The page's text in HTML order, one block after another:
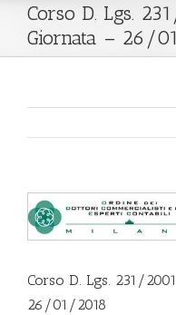
Corso D. Lgs.
Giornata – 26/
Corso D. Lgs. 231/
26/01/2018